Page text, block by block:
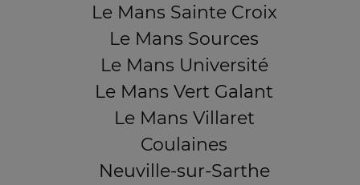
Le Mans Sainte Croix
Le Mans Sources
Le Mans Université
Le Mans Vert Galant
Le Mans Villaret
Coulaines
Neuville-sur-Sarthe